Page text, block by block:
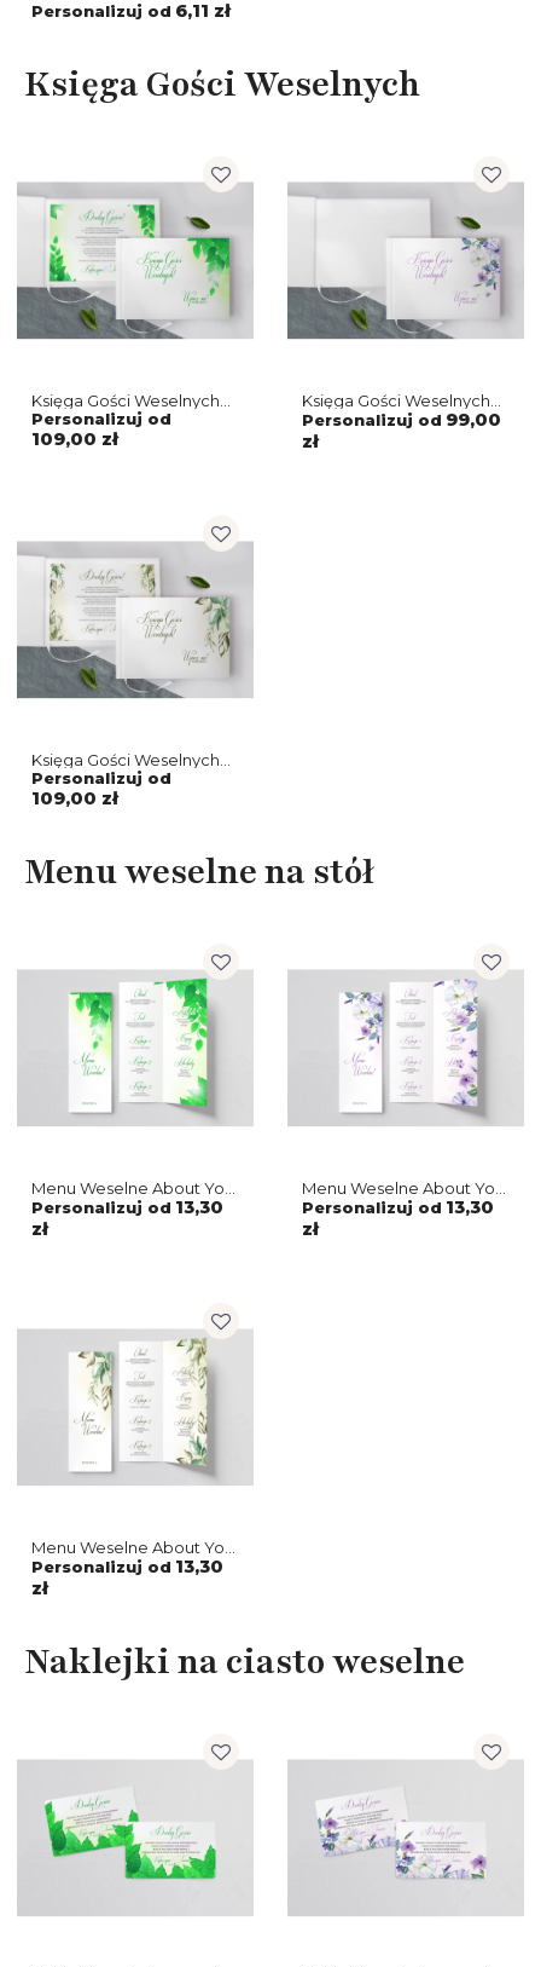
About You - Motyw 2
Personalizuj od 6,11 zł
Księga Gości Weselnych
Księga Gości Weselnych
About You - Motyw 3
Personalizuj od
109,00 zł
Księga Gości Weselnych
About You - Motyw 2
Personalizuj od 99,00
zł
Księga Gości Weselnych
About You - Motyw 1
Personalizuj od
109,00 zł
Menu weselne na stół
Menu Weselne About You
- Motyw 3
Personalizuj od 13,30
zł
Menu Weselne About You
- Motyw 2
Personalizuj od 13,30
zł
Menu Weselne About You
- Motyw 1
Personalizuj od 13,30
zł
Naklejki na ciasto weselne